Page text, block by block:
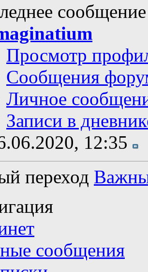
Просмотр
Сообщения
Личное
Записи в
12:35
переход
сообщения